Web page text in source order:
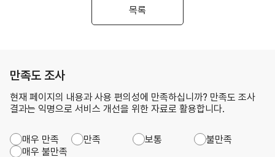
목록
만족도 조사
현재 페이지의 내용과 사용 편의성에 만족하십니까? 만족도 조사
결과는 익명으로 서비스 개선을 위한 자료로 활용합니다.
매우 만족 만족 보통
불만족
매우 불만족